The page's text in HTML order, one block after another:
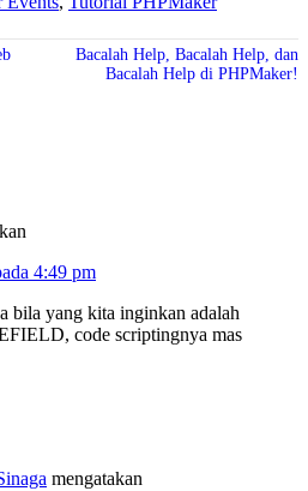
Bacalah Help, Bacalah Help, dan
Bacalah Help di PHPMaker!
4:49 pm
bila yang kita inginkan adalah
code scriptingnya mas
mengatakan